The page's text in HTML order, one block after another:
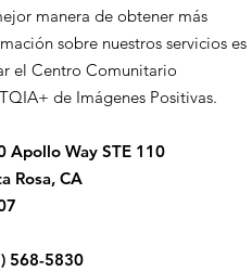
manera de obtener más
sobre nuestros servicios es
el Centro Comunitario
de Imágenes Positivas.
Apollo Way STE 110
Rosa, CA
568-5830